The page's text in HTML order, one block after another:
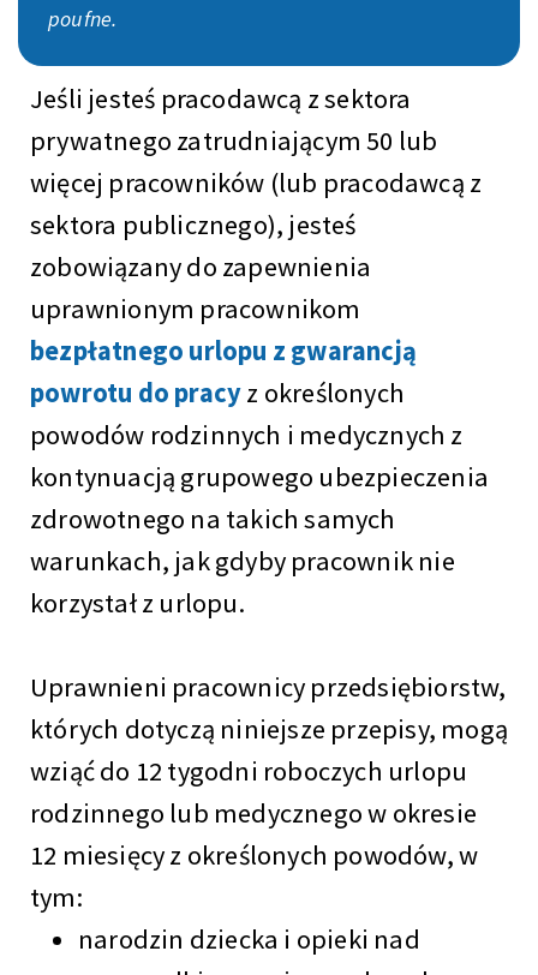
Jeśli jesteś pracodawcą z sektora
prywatnego zatrudniającym 50 lub
więcej pracowników (lub pracodawcą z
sektora publicznego), jesteś
zobowiązany do zapewnienia
uprawnionym pracownikom
bezpłatnego urlopu z gwarancją
powrotu do pracyz określonych
powodów rodzinnych i medycznych z
kontynuacją grupowego ubezpieczenia
zdrowotnego na takich samych
warunkach, jak gdyby pracownik nie
korzystał z urlopu.
Uprawnieni pracownicy przedsiębiorstw,
których dotyczą niniejsze przepisy, mogą
wziąć do 12 tygodni roboczych urlopu
rodzinnego lub medycznego w okresie
12 miesięcy z określonych powodów, w
tym:
narodzin dziecka i opieki nad
poufne.